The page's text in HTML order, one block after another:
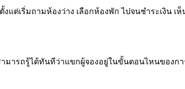
เริ่มถามห้องว่าง เลือกห้องพัก ไปจนชำระเงิน เ
มารถรู้ได้ทันทีว่าแขกผู้จองอยู่ในขั้นตอนไหนของกา